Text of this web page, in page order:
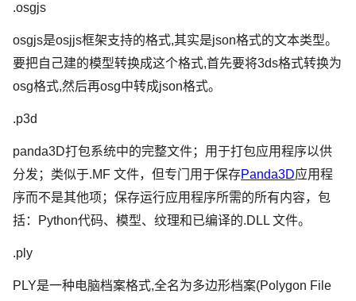
.osgjs
osgjs是osjjs框架支持的格式,其实是json格式的文本类型。
要把自己建的模型转换成这个格式,首先要将3ds格式转换为
osg格式,然后再osg中转成json格式。
.p3d
panda3D打包系统中的完整文件；用于打包应用程序以供
分发；类似于.MF 文件，但专门用于保存Panda3D应用程
序而不是其他项；保存运行应用程序所需的所有内容，包
括：Python代码、模型、纹理和已编译的.DLL 文件。
.ply
PLY是一种电脑档案格式,全名为多边形档案(Polygon File